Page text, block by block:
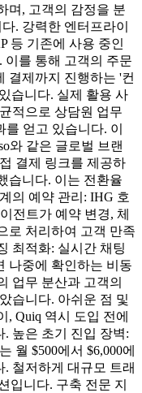
며, 고객의 감정을 분
. 강력한 엔터프라이
등 기존에 사용 중인
이를 통해 고객의 주문
결제까지 진행하는 '컨
습니다. 실제 활용 사
적으로 상담원 업무
얻고 있습니다. 이
와 같은 글로벌 브랜
결제 링크를 제공하
습니다. 이는 전환율
의 예약 관리: IHG 호
전트가 예약 변경, 체
로 처리하여 고객 만족
최적화: 실시간 채팅
나중에 확인하는 비동
업무 분산과 고객의
습니다. 아쉬운 점 및
, Quiq 역시 도입 전에
높은 초기 진입 장벽:
월 $500에서 $6,000에
철저하게 대규모 트래
입니다. 구축 전문 지